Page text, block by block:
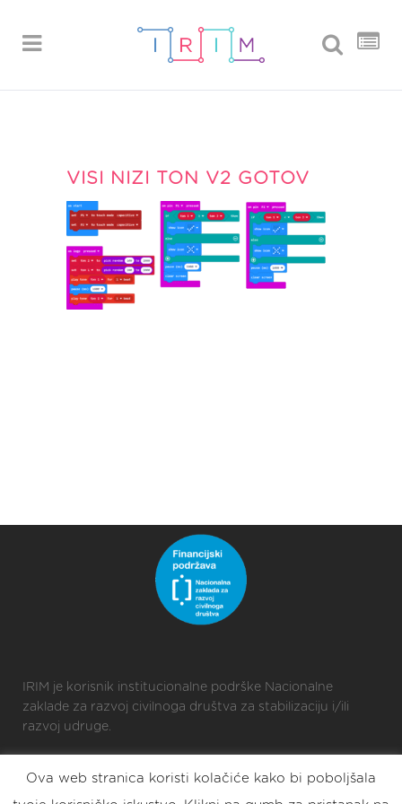
VISI NIZI TON V2 GOTOV
IRIM je korisnik institucionalne podrške Nacionalne
zaklade za razvoj civilnoga društva za stabilizaciju i/ili
razvoj udruge.
Ova web stranica koristi kolačiće kako bi poboljšala